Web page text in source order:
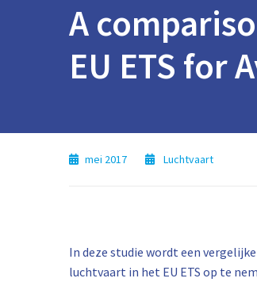
A
EU ETS for
mei 2017 Luchtvaart
In deze studie wordt een
luchtvaart in het EU ETS op te